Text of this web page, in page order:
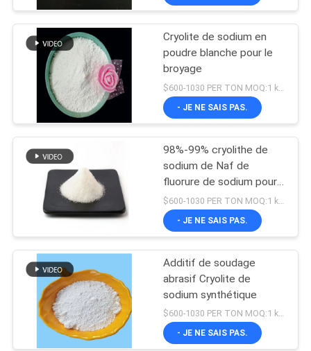
Cryolite de sodium en
poudre blanche pour le
broyage
- JE NE SAIS PAS.
98%-99% cryolithe de
sodium de Naf de
fluorure de sodium pour
l'électrolyse en aluminium
- JE NE SAIS PAS.
Additif de soudage
abrasif Cryolite de
sodium synthétique
$600-1030 PER TON MOQ:1 kg ou plus
- JE NE SAIS PAS.